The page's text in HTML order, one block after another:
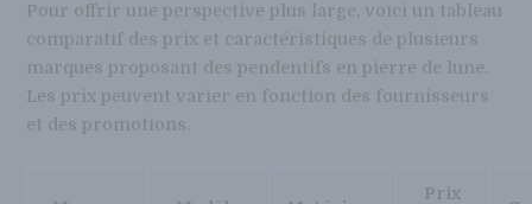
Pour offrir une perspective plus large, voici un tableau
comparatif des prix et caractéristiques de plusieurs
marques proposant des pendentifs en pierre de lune.
Les prix peuvent varier en fonction des fournisseurs
et des promotions.
Prix